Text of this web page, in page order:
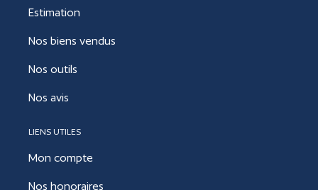
Estimation
Nos biens vendus
Nos outils
Nos avis
LIENS UTILES
Mon compte
Nos honoraires